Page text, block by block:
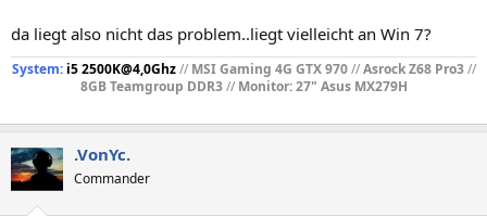
da liegt also nicht das problem..liegt vielleicht an Win 7?
System:i5 2500K@4,0Ghz// MSI Gaming 4G GTX 970//Asrock Z68 Pro3//
8GB Teamgroup DDR3// Monitor: 27" Asus MX279H
.VonYc.
Commander